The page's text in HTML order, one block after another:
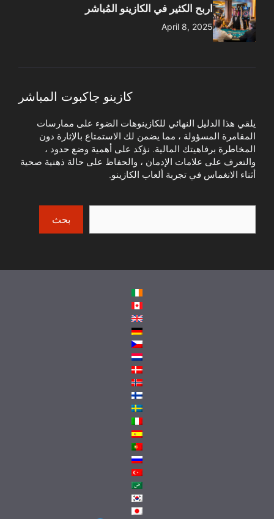
اربح الكثير في الكازينو المُباشر
April 8, 2025
كازينو جاكبوت المباشر
يلقي هذا الدليل النهائي للكازينوهات الضوء على ممارسات
المقامرة المسؤولة ، مما يضمن لك الاستمتاع بالإثارة دون
المخاطرة برفاهيتك المالية. نؤكد على أهمية وضع حدود ،
والتعرف على علامات الإدمان ، والحفاظ على حالة ذهنية صحية
أثناء الانغماس في تجربة ألعاب الكازينو.
بحث